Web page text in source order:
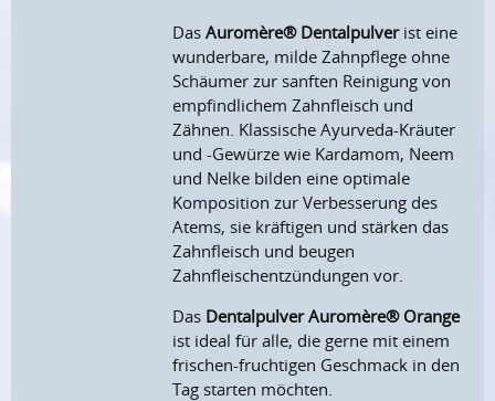
DasAuromère® Dentalpulver ist eine
wunderbare, milde Zahnpflege ohne
Schäumer zur sanften Reinigung von
empfindlichem Zahnfleisch und
Zähnen. Klassische Ayurveda-Kräuter
und -Gewürze wie Kardamom, Neem
und Nelke bilden eine optimale
Komposition zur Verbesserung des
Atems, sie kräftigen und stärken das
Zahnfleisch und beugen
Zahnfleischentzündungen vor.
Das Dentalpulver Auromère® Orange
ist ideal für alle, die gerne mit einem
frischen-fruchtigen Geschmack in den
Tag starten möchten.